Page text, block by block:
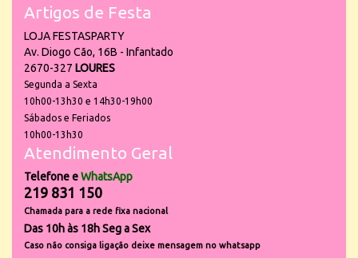
Artigos de Festa
LOJA FESTASPARTY
Av. Diogo Cão, 16B - Infantado
2670-327 LOURES
Segunda a Sexta
10h00-13h30 e 14h30-19h00
Sábados e Feriados
10h00-13h30
Atendimento Geral
Telefone eWhatsApp
219 831 150
Chamada para a rede fixa nacional
Das 10h às 18h Seg a Sex
Caso não consiga ligação deixe mensagem no whatsapp